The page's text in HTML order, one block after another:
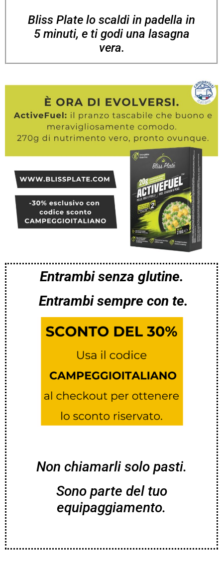
Bliss Plate lo scaldi in padella in
5 minuti, e ti godi una lasagna
vera.
Entrambi senza glutine.
Entrambi sempre con te.
Non chiamarli solo pasti.
Sono parte del tuo
equipaggiamento.